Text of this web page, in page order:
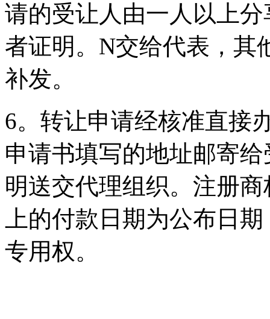
请的受让人由一人以上
者证明。N交给代表，其
补发。
6。转让申请经核准直接
申请书填写的地址邮寄
明送交代理组织。注册
上的付款日期为公布日
专用权。